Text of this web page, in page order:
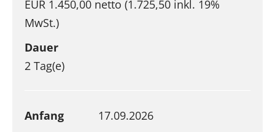
EUR 1.450,00 netto (1.725,50 inkl. 19%
MwSt.)
Dauer
2 Tag(e)
Anfang
17.09.2026